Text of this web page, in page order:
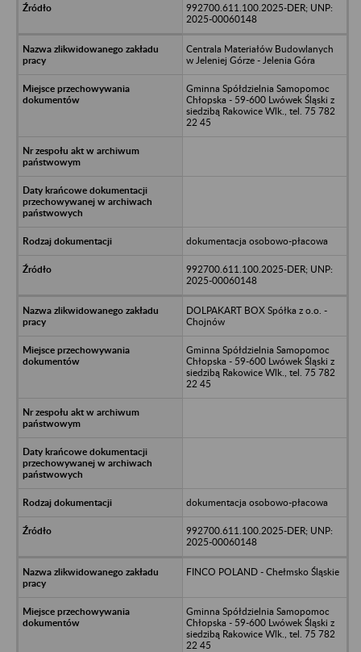
992700.611.100.2025-DER; UNP:
2025-00060148
Centrala Materiałów Budowlanych
w Jeleniej Górze - Jelenia Góra
Gminna Spółdzielnia Samopomoc
Chłopska - 59-600 Lwówek Śląski z
siedzibą Rakowice Wlk., tel. 75 782
22 45
dokumentacja osobowo-płacowa
992700.611.100.2025-DER; UNP:
2025-00060148
DOLPAKART BOX Spółka z o.o. -
Chojnów
Gminna Spółdzielnia Samopomoc
Chłopska - 59-600 Lwówek Śląski z
siedzibą Rakowice Wlk., tel. 75 782
22 45
dokumentacja osobowo-płacowa
992700.611.100.2025-DER; UNP:
2025-00060148
FINCO POLAND - Chełmsko Śląskie
Gminna Spółdzielnia Samopomoc
Chłopska - 59-600 Lwówek Śląski z
siedzibą Rakowice Wlk., tel. 75 782
22 45